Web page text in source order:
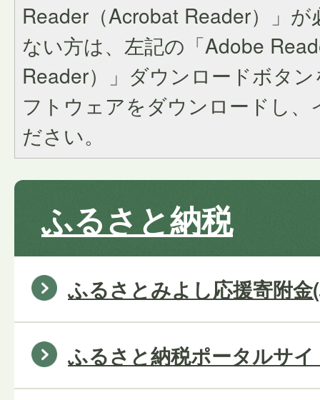
Reader（Acrobat Reader）」
ない方は、左記の「Adobe
Reader）」ダウンロードボタ
フトウェアをダウンロードし
ださい。
ふるさと納税
ふるさとみよし応援寄附
ふるさと納税ポータルサ